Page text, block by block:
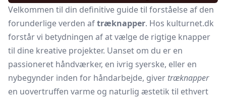
Velkommen til din definitive guide til forståelse af den
forunderlige verden aftræknapper. Hos kulturnet.dk
forstår vi betydningen af at vælge de rigtige knapper
til dine kreative projekter. Uanset om du er en
passioneret håndværker, en ivrig syerske, eller en
nybegynder inden for håndarbejde, giver træknapper
en uovertruffen varme og naturlig æstetik til ethvert